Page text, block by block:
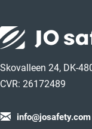
Skovalleen 24, DK-
CVR: 26172489
info@josafety.com